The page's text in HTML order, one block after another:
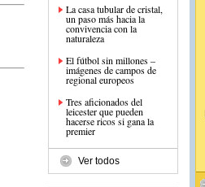
La casa tubular de cristal,
un paso más hacia la
convivencia con la
naturaleza
El fútbol sin millones –
imágenes de campos de
regional europeos
Tres aficionados del
leicester que pueden
hacerse ricos si gana la
premier
Ver todos